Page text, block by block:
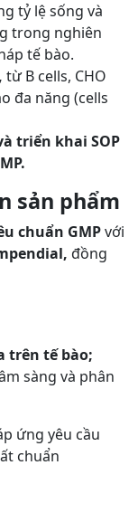
tỷ lệ sống và
trong nghiên
tế bào.
từ B cells, CHO
đa năng (cells
triển khai SOP
sản phẩm
chuẩn GMPvới
đồng
trên tế bào;
sàng và phân
ứng yêu cầu
chuẩn